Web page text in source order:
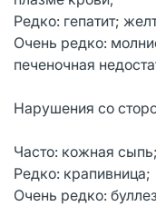
Редко: гепатит;
Очень редко:
печеночная
Нарушения со
Часто: кожная сыпь;
Редко: крапивница;
Очень редко: